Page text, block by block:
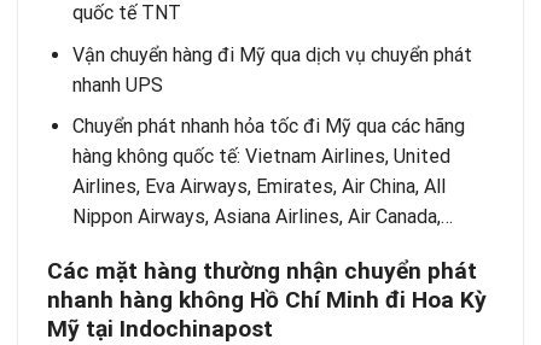
quốc tế TNT
Vận chuyển hàng đi Mỹ qua dịch vụ chuyển phát
nhanh UPS
Chuyển phát nhanh hỏa tốc đi Mỹ qua các hãng
hàng không quốc tế: Vietnam Airlines, United
Airlines, Eva Airways, Emirates, Air China, All
Nippon Airways, Asiana Airlines, Air Canada,…
Các mặt hàng thường nhận chuyển phát
nhanh hàng không Hồ Chí Minh đi Hoa Kỳ
Mỹ tại Indochinapost